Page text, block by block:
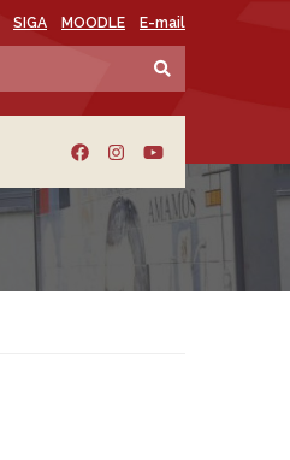
SIGA MOODLE E-mail